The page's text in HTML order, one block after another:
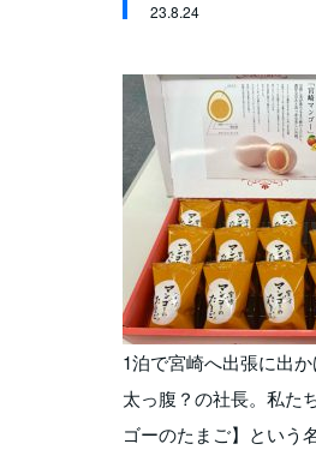
23.8.24
1泊で宮崎へ出張に出
太っ腹？の社長。私た
ゴーのたまご】という